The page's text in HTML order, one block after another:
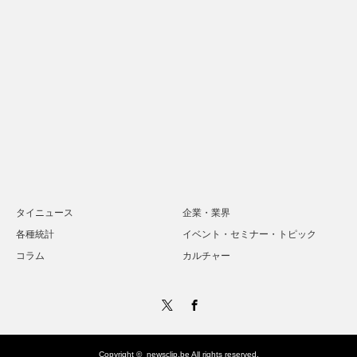
タイニュース
企業・業界
各種統計
イベント・セミナー・トピック
コラム
カルチャー
Copyright © newsclip.be All rights reserved.